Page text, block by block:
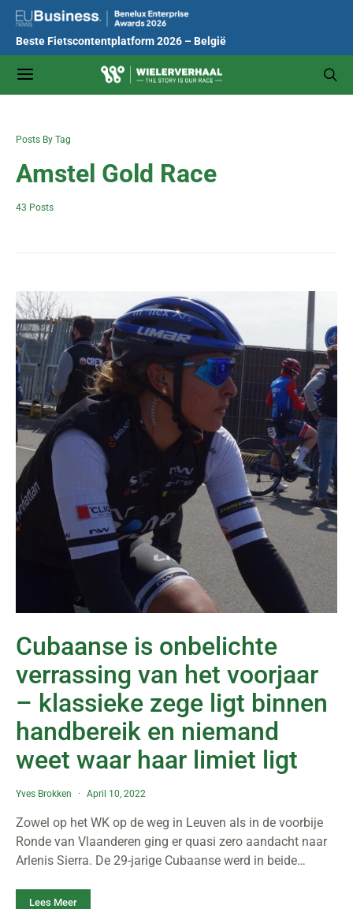
Beste Fietscontentplatform 2026 – België
Posts By Tag
Amstel Gold Race
43 Posts
Cubaanse is onbelichte
verrassing van het voorjaar
– klassieke zege ligt binnen
handbereik en niemand
weet waar haar limiet ligt
Yves Brokken April 10, 2022
Zowel op het WK op de weg in Leuven als in de voorbije
Ronde van Vlaanderen ging er quasi zero aandacht naar
Arlenis Sierra. De 29-jarige Cubaanse werd in beide…
Lees Meer